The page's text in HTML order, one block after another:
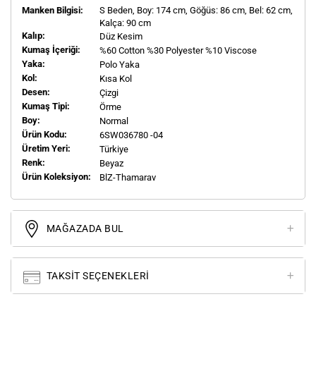
Manken Bilgisi: S Beden, Boy: 174 cm, Göğüs: 86 cm, Bel: 62 cm,
Kalça: 90 cm
Kalıp:
Düz Kesim
Kumaş İçeriği:
%60 Cotton %30 Polyester %10 Viscose
Yaka:
Polo Yaka
Kol:
Kısa Kol
Desen:
Çizgi
Kumaş Tipi:
Örme
Boy:
Normal
Ürün Kodu:
6SW036780 -04
Üretim Yeri:
Türkiye
Renk:
Beyaz
Ürün Koleksiyon:
BlZ-Thamarav
MAĞAZADA BUL
TAKSIT SEÇENEKLERI